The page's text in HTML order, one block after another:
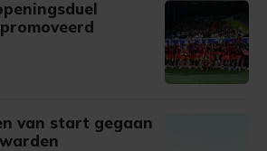
van start gegaan